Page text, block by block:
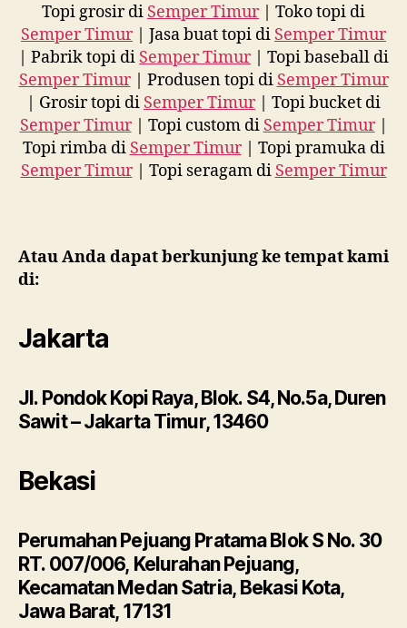
Topi grosir di Semper Timur| Toko topi di
Semper Timur| Jasa buat topi di Semper Timur
| Pabrik topi di Semper Timur| Topi baseball di
Semper Timur| Produsen topi di Semper Timur
| Grosir topi di Semper Timur| Topi bucket di
Semper Timur| Topi custom di Semper Timur|
Topi rimba di Semper Timur| Topi pramuka di
Semper Timur| Topi seragam di Semper Timur
Atau Anda dapat berkunjung ke tempat kami
di:
Jakarta
Jl. Pondok Kopi Raya, Blok. S4, No.5a, Duren
Sawit – Jakarta Timur, 13460
Bekasi
Perumahan Pejuang Pratama Blok S No. 30
RT. 007/006, Kelurahan Pejuang,
Kecamatan Medan Satria, Bekasi Kota,
Jawa Barat, 17131